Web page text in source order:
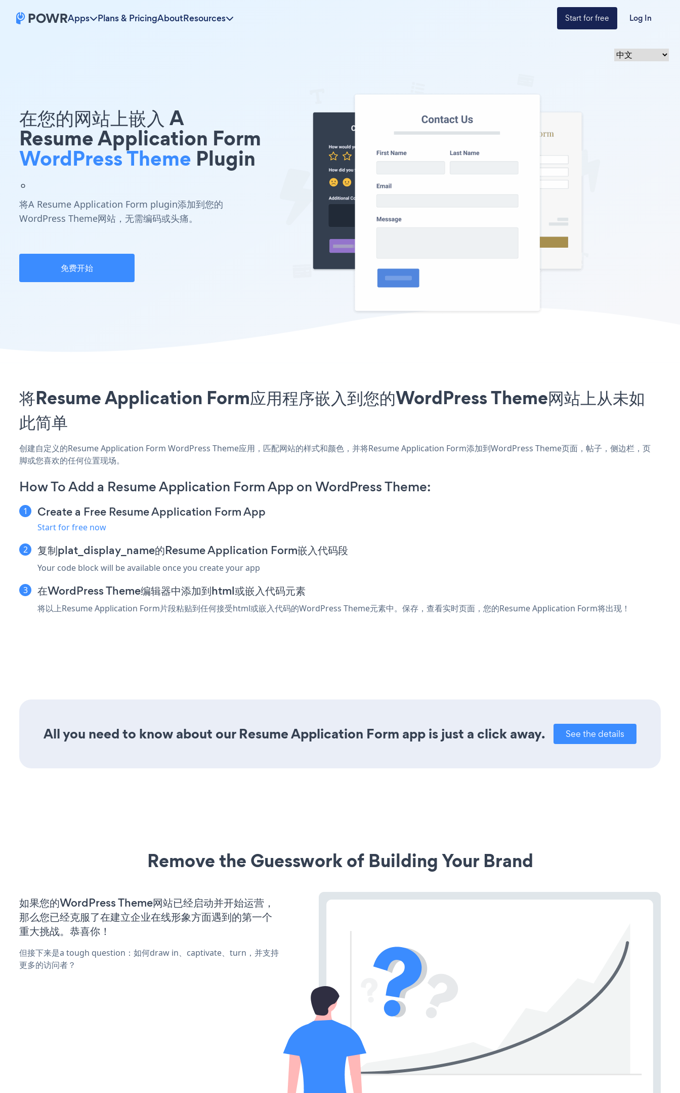
Apps Plans & PricingAboutResources Start for free Log In
在您的网站上嵌入 A
Resume Application Form
WordPress Theme Plugin
。
将A Resume Application Form plugin添加到您的
WordPress Theme网站，无需编码或头痛。
免费开始
将Resume Application Form应用程序嵌入到您的WordPress Theme网站上从未如
此简单
创建自定义的Resume Application Form WordPress Theme应用，匹配网站的样式和颜色，并将Resume Application Form添加到WordPress Theme页面，帖子，侧边栏，页
脚或您喜欢的任何位置现场。
How To Add a Resume Application Form App on WordPress Theme:
Create a Free Resume Application Form App
Start for free now
复制plat_display_name的Resume Application Form嵌入代码段
Your code block will be available once you create your app
在WordPress Theme编辑器中添加到html或嵌入代码元素
将以上Resume Application Form片段粘贴到任何接受html或嵌入代码的WordPress Theme元素中。保存，查看实时页面，您的Resume Application Form将出现！
All you need to know about our Resume Application Form app is just a click away. See the details
Remove the Guesswork of Building Your Brand
如果您的WordPress Theme网站已经启动并开始运营，
那么您已经克服了在建立企业在线形象方面遇到的第一个
重大挑战。恭喜你！
但接下来是a tough question：如何draw in、captivate、turn，并支持
更多的访问者？